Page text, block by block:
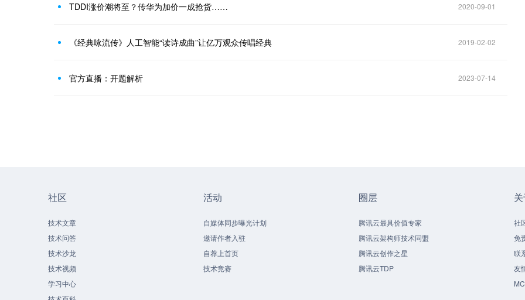
TDDI涨价潮将至？传华为加价一成抢货…… 2020-09-01
《经典咏流传》人工智能“读诗成曲”让亿万观众传唱经典 2019-02-02
官方直播：开题解析 2023-07-14
社区
技术文章
技术问答
技术沙龙
技术视频
学习中心
活动
自媒体同步曝光计划
邀请作者入驻
自荐上首页
技术竞赛
圈层
腾讯云最具价值专家
腾讯云架构师技术同盟
腾讯云创作之星
腾讯云TDP
社
免
联
友